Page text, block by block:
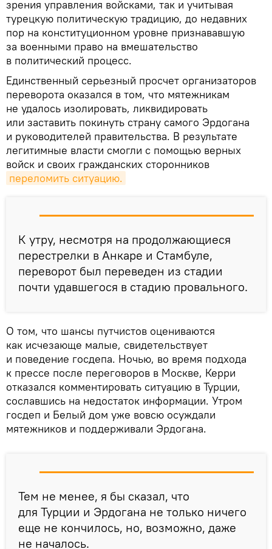
зрения управления войсками, так и учитывая
турецкую политическую традицию, до недавних
пор на конституционном уровне признававшую
за военными право на вмешательство
в политический процесс.
Единственный серьезный просчет организаторов
переворота оказался в том, что мятежникам
не удалось изолировать, ликвидировать
или заставить покинуть страну самого Эрдогана
и руководителей правительства. В результате
легитимные власти смогли с помощью верных
войск и своих гражданских сторонников
переломить ситуацию.
К утру, несмотря на продолжающиеся
перестрелки в Анкаре и Стамбуле,
переворот был переведен из стадии
почти удавшегося в стадию провального.
О том, что шансы путчистов оцениваются
как исчезающе малые, свидетельствует
и поведение госдепа. Ночью, во время подхода
к прессе после переговоров в Москве, Керри
отказался комментировать ситуацию в Турции,
сославшись на недостаток информации. Утром
госдеп и Белый дом уже вовсю осуждали
мятежников и поддерживали Эрдогана.
Тем не менее, я бы сказал, что
для Турции и Эрдогана не только ничего
еще не кончилось, но, возможно, даже
не началось.